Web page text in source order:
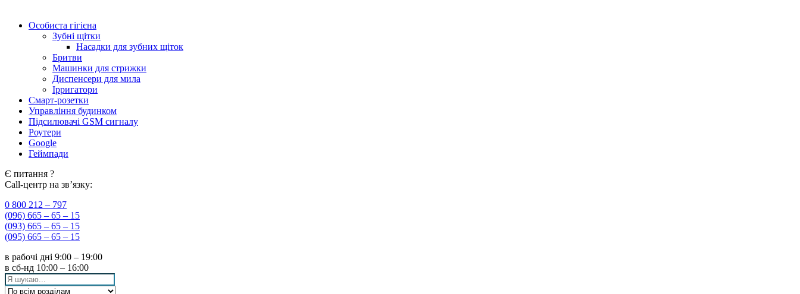
Особиста гігієна
Зубні щітки
Насадки для зубних щіток
Бритви
Машинки для стрижки
Диспенсери для мила
Ірригатори
Смарт-розетки
Управління будинком
Підсилювачі GSM сигналу
Роутери
Google
Геймпади
Є питання ?
Call-центр на зв’язку:
0 800 212 – 797
(096) 665 – 65 – 15
(093) 665 – 65 – 15
(095) 665 – 65 – 15
в рабочі дні 9:00 – 19:00
в сб-нд 10:00 – 16:00
Search
for: